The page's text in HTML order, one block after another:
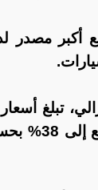
أكبر مصدر
تبلغ
21% بالحد